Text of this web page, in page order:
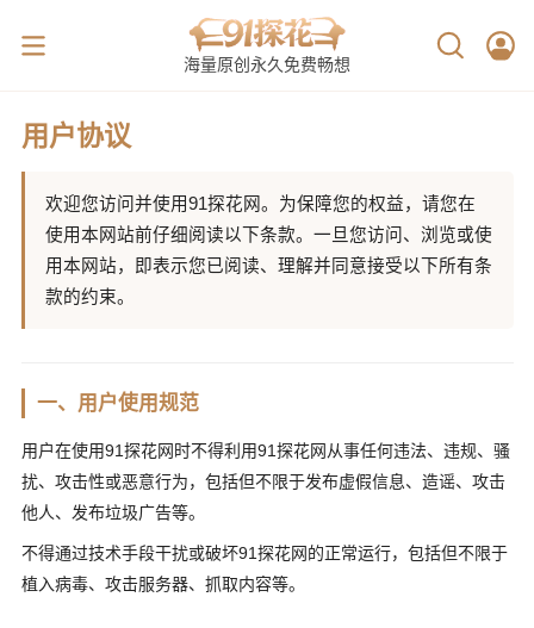
海量原创永久免费畅想
用户协议
欢迎您访问并使用91探花网。为保障您的权益，请您在
使用本网站前仔细阅读以下条款。一旦您访问、浏览或使
用本网站，即表示您已阅读、理解并同意接受以下所有条
款的约束。
一、用户使用规范
用户在使用91探花网时不得利用91探花网从事任何违法、违规、骚
扰、攻击性或恶意行为，包括但不限于发布虚假信息、造谣、攻击
他人、发布垃圾广告等。
不得通过技术手段干扰或破坏91探花网的正常运行，包括但不限于
植入病毒、攻击服务器、抓取内容等。